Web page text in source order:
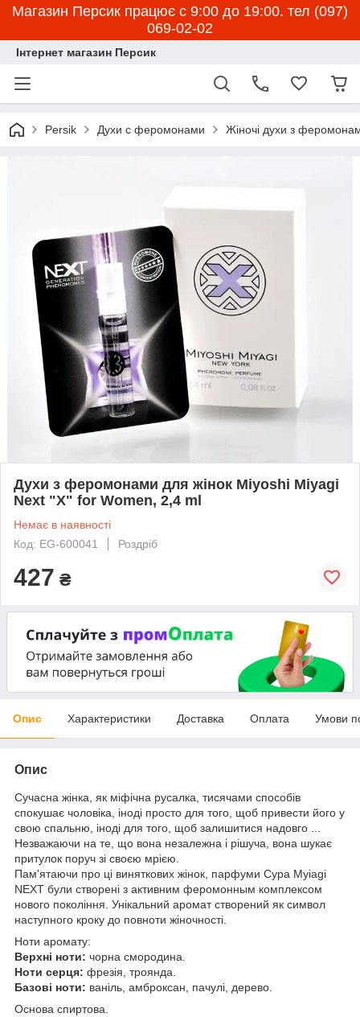
Магазин Персик працює с 9:00 до 19:00. тел (097)
069-02-02
Інтернет магазин Персик
Persik Духи с феромонами Жіночі духи з
Духи з феромонами для жінок Miyoshi Miyagi
Next "X" for Women, 2,4 ml
Немає в наявності
Код: EG-600041
Роздріб
427 ₴
Опис Характеристики Доставка Оплата Умови
Опис
Сучасна жінка, як міфічна русалка, тисячами способів
спокушає чоловіка, іноді просто для того, щоб привести його у
свою спальню, іноді для того, щоб залишитися надовго ...
Незважаючи на те, що вона незалежна і рішуча, вона шукає
притулок поруч зі своєю мрією.
Пам'ятаючи про ці виняткових жінок, парфуми Сура Myiagi
NEXT були створені з активним феромонным комплексом
нового покоління. Унікальний аромат створений як символ
наступного кроку до повноти жіночності.
Ноти аромату:
Верхні ноти: чорна смородина.
Ноти серця: фрезія, троянда.
Базові ноти: ваніль, амброксан, пачулі, дерево.
Основа спиртова.